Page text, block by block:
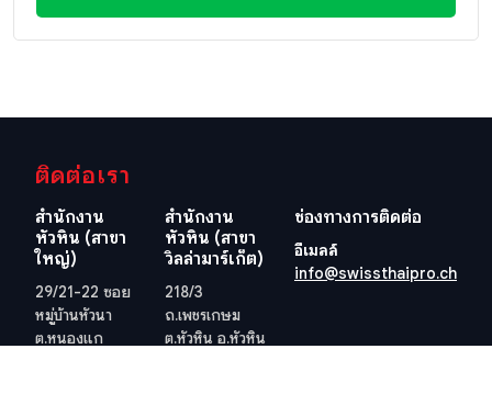
ติดต่อเรา
สำนักงาน
หัวหิน (สาขา
ใหญ่)
29/21-22 ซอย
หมู่บ้านหัวนา
ต.หนองแก
สำนักงาน
หัวหิน (สาขา
วิลล่ามาร์เก็ต)
218/3
ถ.เพชรเกษม
ต.หัวหิน อ.หัวหิน
ช่องทางการติดต่อ
อีเมลล์
info@swissthaipro.ch